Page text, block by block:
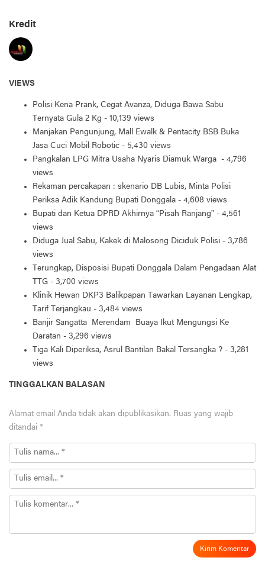
Kredit
VIEWS
Polisi Kena Prank, Cegat Avanza, Diduga Bawa Sabu
Ternyata Gula 2 Kg - 10,139 views
Manjakan Pengunjung, Mall Ewalk & Pentacity BSB Buka
Jasa Cuci Mobil Robotic - 5,430 views
Pangkalan LPG Mitra Usaha Nyaris Diamuk Warga - 4,796
views
Rekaman percakapan : skenario DB Lubis, Minta Polisi
Periksa Adik Kandung Bupati Donggala - 4,608 views
Bupati dan Ketua DPRD Akhirnya “Pisah Ranjang” - 4,561
views
Diduga Jual Sabu, Kakek di Malosong Diciduk Polisi - 3,786
views
Terungkap, Disposisi Bupati Donggala Dalam Pengadaan Alat
TTG - 3,700 views
Klinik Hewan DKP3 Balikpapan Tawarkan Layanan Lengkap,
Tarif Terjangkau - 3,484 views
Banjir Sangatta Merendam Buaya Ikut Mengungsi Ke
Daratan - 3,296 views
Tiga Kali Diperiksa, Asrul Bantilan Bakal Tersangka ? - 3,281
views
TINGGALKAN BALASAN
Alamat email Anda tidak akan dipublikasikan. Ruas yang wajib
ditandai *